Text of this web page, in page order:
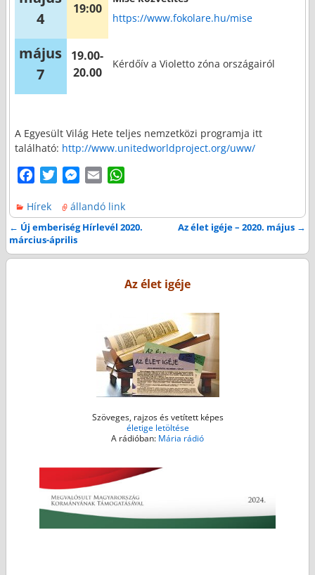
4
19:00
https://www.fokolare.hu/mise
május
7
19.00-
20.00
Kérdőív a Violetto zóna országairól
A Egyesült Világ Hete teljes nemzetközi programja itt
található: http://www.unitedworldproject.org/uww/
c
e
b
o
t
t
e
M
s
s
n
a
i
a
t
A
p
p
Hírek állandó link
Bejegyzés navigáció
← Új emberiség Hírlevél 2020.
március-április
Az élet igéje – 2020. május →
Az élet igéje
Szöveges, rajzos és vetített képes
életige letöltése
A rádióban: Mária rádió